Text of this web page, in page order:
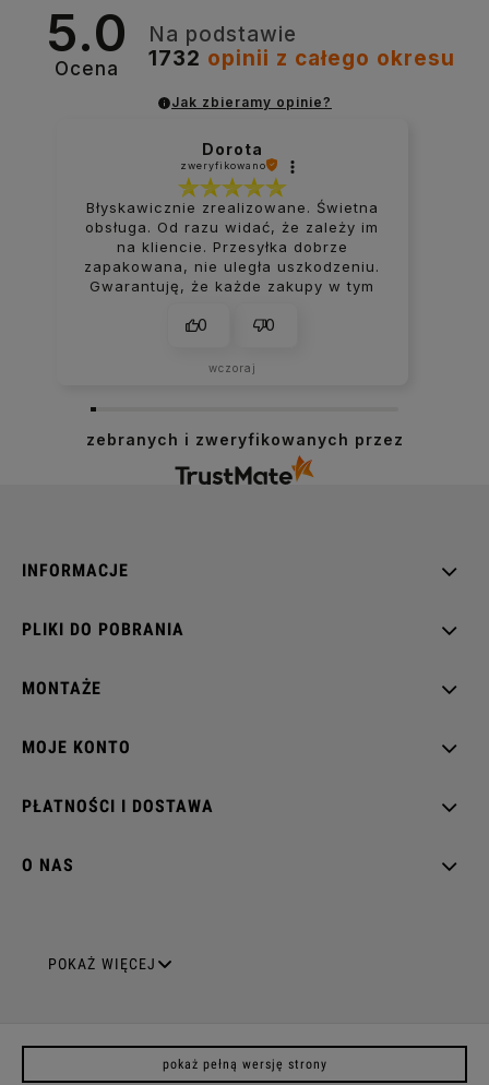
5.0
Ocena
Na podstawie
1732 opinii z całego okresu
Jak zbieramy opinie?
Dorota
zweryfikowano
Błyskawicznie zrealizowane. Świetna
obsługa. Od razu widać, że zależy im
na kliencie. Przesyłka dobrze
zapakowana, nie uległa uszkodzeniu.
Gwarantuję, że każde zakupy w tym
ustach.
0 0
wczoraj
zebranych i zweryfikowanych przez
INFORMACJE
PLIKI DO POBRANIA
MONTAŻE
MOJE KONTO
PŁATNOŚCI I DOSTAWA
O NAS
GNIAZDA ELEKTRYCZNE
Gniazda podwójne z uziemieniem
POKAŻ WIĘCEJ
pokaż pełną wersję strony